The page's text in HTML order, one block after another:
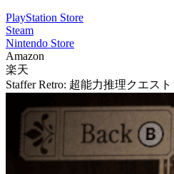
PlayStation Store
Steam
Nintendo Store
Amazon
楽天
Staffer Retro: 超能力推理クエスト